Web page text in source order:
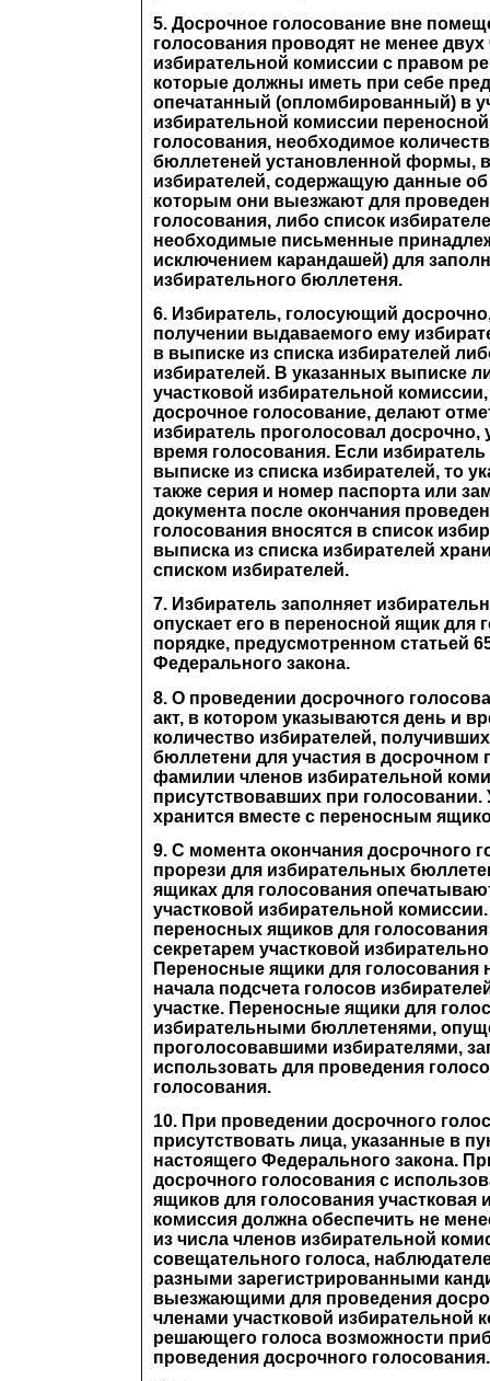
5. Досрочное голосование вне
голосования проводят не менее двух
избирательной комиссии с правом
которые должны иметь при себе
опечатанный (опломбированный) в
избирательной комиссии
голосования, необходимое
бюллетеней установленной формы,
избирателей, содержащую данные об
которым они выезжают для
голосования, либо список
необходимые письменные
исключением карандашей) для
избирательного бюллетеня.
6. Избиратель, голосующий
получении выдаваемого ему
в выписке из списка избирателей
избирателей. В указанных выписке
участковой избирательной
досрочное голосование, делают
избиратель проголосовал досрочно,
время голосования. Если
выписке из списка избирателей, то
также серия и номер паспорта или
документа после окончания
голосования вносятся в список
выписка из списка избирателей
списком избирателей.
7. Избиратель заполняет
опускает его в переносной ящик для
порядке, предусмотренном статьей
Федерального закона.
8. О проведении досрочного
акт, в котором указываются день и
количество избирателей,
бюллетени для участия в досрочном
фамилии членов избирательной
присутствовавших при голосовании.
хранится вместе с переносным
9. С момента окончания досрочного
прорези для избирательных
ящиках для голосования
участковой избирательной
переносных ящиков для голосования
секретарем участковой
Переносные ящики для голосования
начала подсчета голосов
участке. Переносные ящики для
избирательными бюллетенями,
проголосовавшими избирателями,
использовать для проведения
голосования.
10. При проведении досрочного
присутствовать лица, указанные в
настоящего Федерального закона.
досрочного голосования с
ящиков для голосования участковая
комиссия должна обеспечить не
из числа членов избирательной
совещательного голоса,
разными зарегистрированными
выезжающими для проведения
членами участковой избирательной
решающего голоса возможности
проведения досрочного голосования.